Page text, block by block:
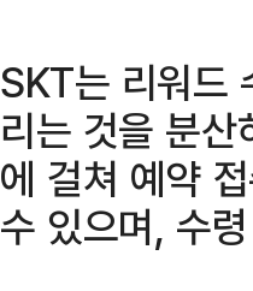
SKT는 리워드
리는 것을 분
에 걸쳐 예약
수 있으며, 수